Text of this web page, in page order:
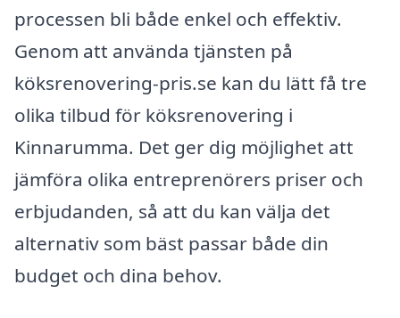
processen bli både enkel och effektiv.
Genom att använda tjänsten på
köksrenovering-pris.se kan du lätt få tre
olika tilbud för köksrenovering i
Kinnarumma. Det ger dig möjlighet att
jämföra olika entreprenörers priser och
erbjudanden, så att du kan välja det
alternativ som bäst passar både din
budget och dina behov.